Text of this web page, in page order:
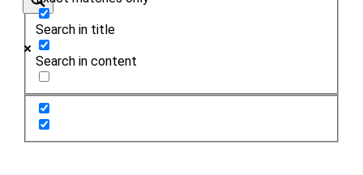
Search in title
Search in content